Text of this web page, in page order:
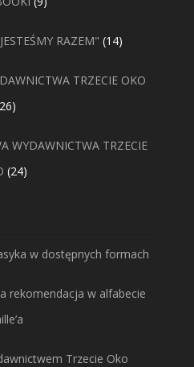
RAZEM" 1414
TRZECIE OKO
226
WYDAWNICTWA TRZECIE
2424
w dostępnych formach
rekomendacja w alfabecie
Trzecie Oko